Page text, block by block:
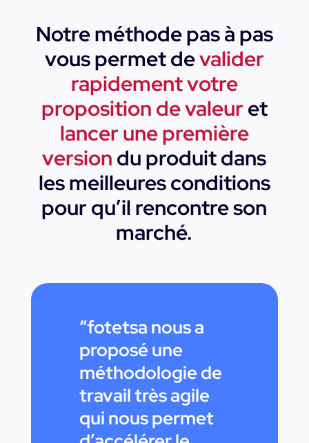
Notre méthode pas à pas
vous permet devalider
rapidement votre
proposition de valeur et
lancer une première
version du produit dans
les meilleures conditions
pour qu’il rencontre son
marché.
“fotetsa nous a
proposé une
méthodologie de
travail très agile
qui nous permet